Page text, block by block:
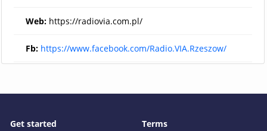
Web: https://radiovia.com.pl/
Fb: https://www.facebook.com/Radio.VIA.Rzeszow/
Get started Terms